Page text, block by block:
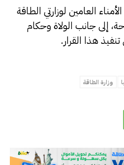
العامين لوزارتي الطاقة
إلى جانب الولاة وحكام
هذا القرار.
وزارة الطاقة